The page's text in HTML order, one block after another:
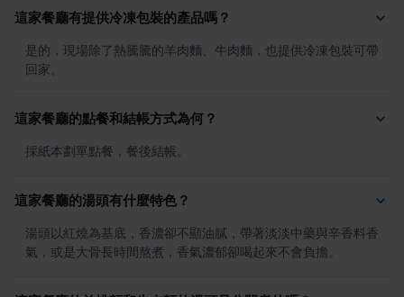
這家餐廳有提供冷凍包裝的產品嗎？
是的，現場除了熱騰騰的羊肉麵、牛肉麵，也提供冷凍包裝可帶
回家。
這家餐廳的點餐和結帳方式為何？
採紙本劃單點餐，餐後結帳。
這家餐廳的湯頭有什麼特色？
湯頭以紅燒為基底，香濃卻不顯油膩，帶著淡淡中藥與辛香料香
氣，或是大骨長時間熬煮，香氣濃郁卻喝起來不會負擔。